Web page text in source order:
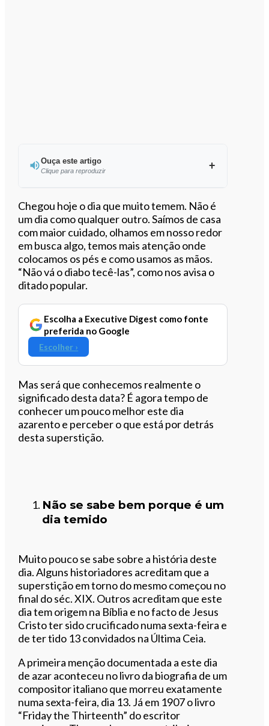
Ouça este artigo
Clique para reproduzir
Ouvir este artigo
Chegou hoje o dia que muito temem. Não é
um dia como qualquer outro. Saímos de casa
com maior cuidado, olhamos em nosso redor
em busca algo, temos mais atenção onde
colocamos os pés e como usamos as mãos.
“Não vá o diabo tecê-las”, como nos avisa o
ditado popular.
Escolha a Executive Digest como fonte
preferida no Google
Escolher ›
Mas será que conhecemos realmente o
significado desta data? É agora tempo de
conhecer um pouco melhor este dia
azarento e perceber o que está por detrás
desta superstição.
Não se sabe bem porque é um
dia temido
Muito pouco se sabe sobre a história deste
dia. Alguns historiadores acreditam que a
superstição em torno do mesmo começou no
final do séc. XIX. Outros acreditam que este
dia tem origem na Bíblia e no facto de Jesus
Cristo ter sido crucificado numa sexta-feira e
de ter tido 13 convidados na Última Ceia.
A primeira menção documentada a este dia
de azar aconteceu no livro da biografia de um
compositor italiano que morreu exatamente
numa sexta-feira, dia 13. Já em 1907 o livro
“Friday the Thirteenth” do escritor